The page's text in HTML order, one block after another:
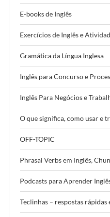
E-books de Inglês
Exercícios de Inglês e
Gramática da Língua Inglesa
Inglês para Concurso e
Inglês Para Negócios e
O que significa, como usar e
OFF-TOPIC
Phrasal Verbs em Inglês,
Podcasts para Aprender
Teclinhas – respostas rápidas